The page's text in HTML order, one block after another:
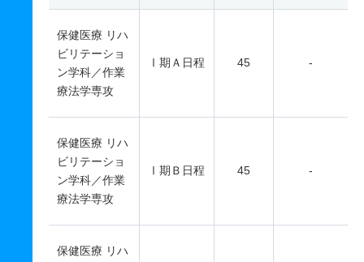
保健医療 リハ
ビリテーショ
ン学科／作業
療法学専攻
Ⅰ期Ａ日程 45 -
保健医療 リハ
ビリテーショ
ン学科／作業
療法学専攻
Ⅰ期Ｂ日程 45 -
保健医療 リハ